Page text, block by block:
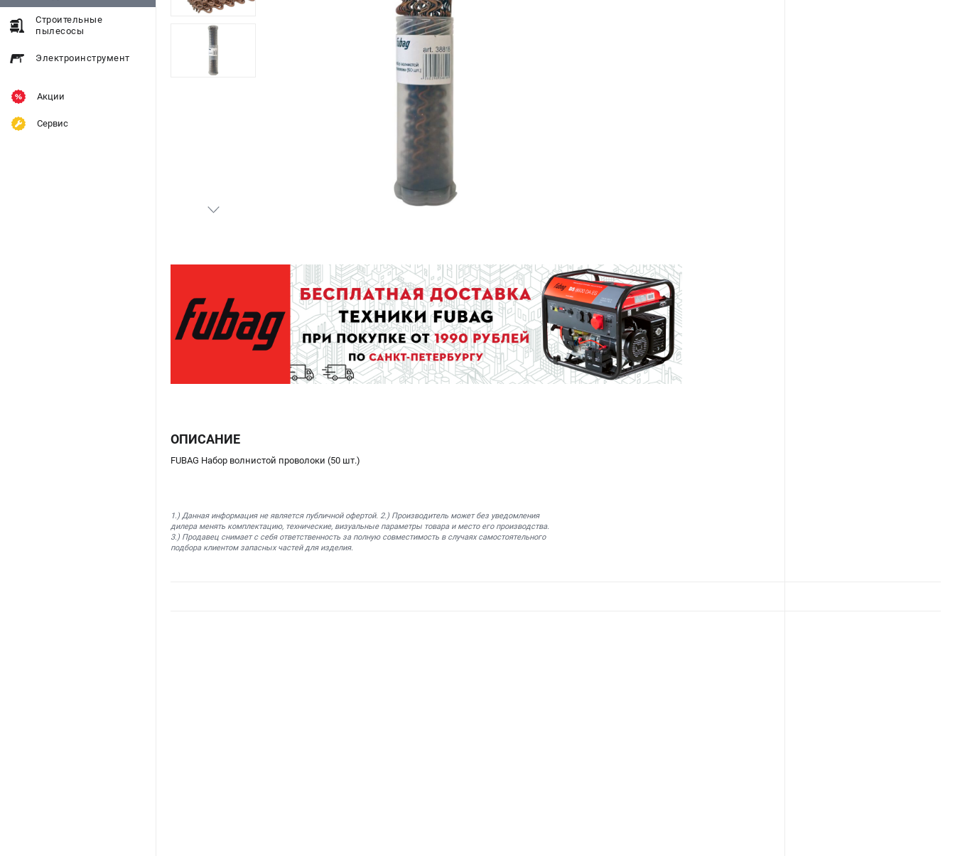
Строительные
пылесосы
Электроинструмент
Акции
Сервис
ОПИСАНИЕ
FUBAG Набор волнистой проволоки (50 шт.)
1.) Данная информация не является публичной офертой. 2.) Производитель может без уведомления
дилера менять комплектацию, технические, визуальные параметры товара и место его производства.
3.) Продавец снимает с себя ответственность за полную совместимость в случаях самостоятельного
подбора клиентом запасных частей для изделия.